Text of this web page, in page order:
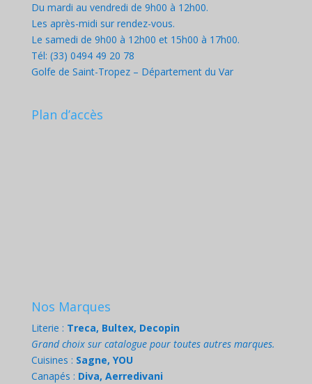
Du mardi au vendredi de 9h00 à 12h00.
Les après-midi sur rendez-vous.
Le samedi de 9h00 à 12h00 et 15h00 à 17h00.
Tél: (33) 0494 49 20 78
Golfe de Saint-Tropez – Département du Var
Plan d’accès
Nos Marques
Literie : Treca, Bultex, Decopin
Grand choix sur catalogue pour toutes autres marques.
Cuisines : Sagne, YOU
Canapés : Diva, Aerredivani